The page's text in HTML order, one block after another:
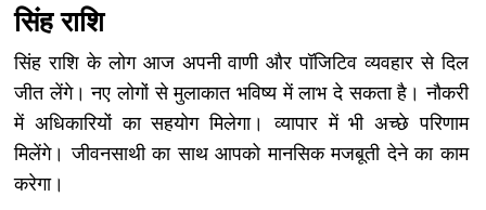
सिंह राशि
सिंह राशि के लोग आज अपनी वाणी और पॉजिटिव व्यवहार से दिल
जीत लेंगे। नए लोगों से मुलाकात भविष्य में लाभ दे सकता है। नौकरी
में अधिकारियों का सहयोग मिलेगा। व्यापार में भी अच्छे परिणाम
मिलेंगे। जीवनसाथी का साथ आपको मानसिक मजबूती देने का काम
करेगा।